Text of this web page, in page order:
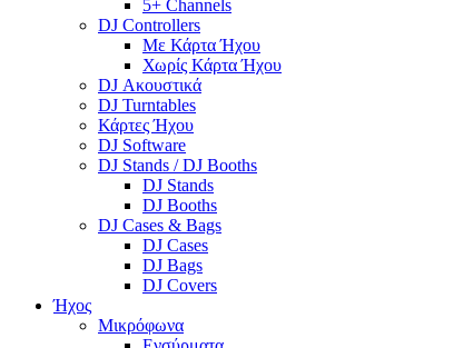
5+ Channels
DJ Controllers
Με Κάρτα Ήχου
Χωρίς Κάρτα Ήχου
DJ Ακουστικά
DJ Turntables
Κάρτες Ήχου
DJ Software
DJ Stands / DJ Booths
DJ Stands
DJ Booths
DJ Cases & Bags
DJ Cases
DJ Bags
DJ Covers
Ήχος
Μικρόφωνα